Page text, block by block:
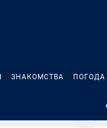
ЗНАКОМСТВА ПОГОДА